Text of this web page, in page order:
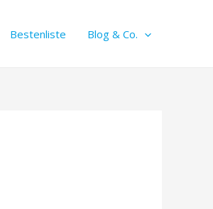
Bestenliste Blog & Co.